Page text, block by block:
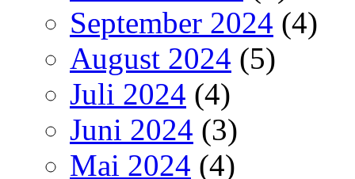
September 2024 (4)
August 2024 (5)
Juli 2024 (4)
Juni 2024 (3)
Mai 2024 (4)